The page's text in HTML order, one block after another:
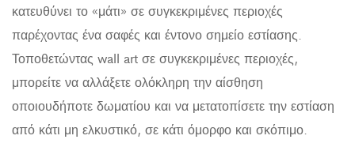
κατευθύνει το «μάτι» σε συγκεκριμένες περιοχές
παρέχοντας ένα σαφές και έντονο σημείο εστίασης.
Τοποθετώντας wall art σε συγκεκριμένες περιοχές,
μπορείτε να αλλάξετε ολόκληρη την αίσθηση
οποιουδήποτε δωματίου και να μετατοπίσετε την εστίαση
από κάτι μη ελκυστικό, σε κάτι όμορφο και σκόπιμο.